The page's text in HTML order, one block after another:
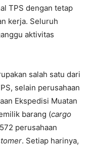
TPS dengan tetap
kerja. Seluruh
aktivitas
salah satu dari
selain perusahaan
Ekspedisi Muatan
barang (cargo
perusahaan
. Setiap harinya,